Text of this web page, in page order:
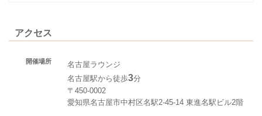
アクセス
開催場所
名古屋ラウンジ
名古屋駅から徒歩3分
〒450-0002
愛知県名古屋市中村区名駅2-45-14 東進名駅ビル2階